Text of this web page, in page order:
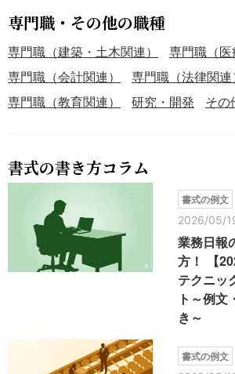
専門職・その他の職種
専門職（建築・土木関連）
専門職（医
専門職（会計関連）
専門職（法律関連
専門職（教育関連）
研究・開発 その
書式の書き方コラム
書式の例文
2026/05/
業務日報
方！ 【
テクニッ
ト～例
き～
書式の例文